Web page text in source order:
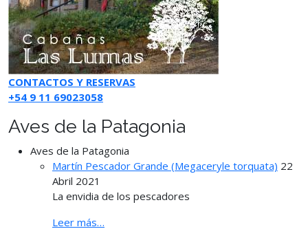
CONTACTOS Y RESERVAS
+54 9 11 69023058
Aves de la Patagonia
Aves de la Patagonia
Martín Pescador Grande (Megaceryle torquata) 22
Abril 2021
La envidia de los pescadores
Leer más…